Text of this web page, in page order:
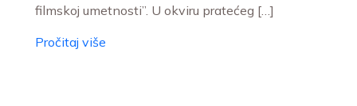
filmskoj umetnosti”. U okviru pratećeg […]
Pročitaj više